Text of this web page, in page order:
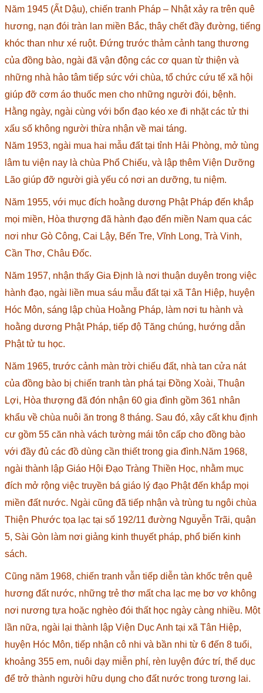
Năm 1945 (Ất Dậu), chiến tranh Pháp – Nhật xảy ra trên quê
hương, nạn đói tràn lan miền Bắc, thây chết đầy đường, tiếng
khóc than như xé ruột. Đứng trước thảm cảnh tang thương
của đồng bào, ngài đã vận động các cơ quan từ thiện và
những nhà hảo tâm tiếp sức với chùa, tổ chức cứu tế xã hội
giúp đỡ cơm áo thuốc men cho những người đói, bệnh.
Hằng ngày, ngài cùng với bổn đạo kéo xe đi nhặt các tử thi
xấu số không người thừa nhận về mai táng.
Năm 1953, ngài mua hai mẫu đất tại tỉnh Hải Phòng, mở tùng
lâm tu viện nay là chùa Phổ Chiếu, và lập thêm Viện Dưỡng
Lão giúp đỡ người già yếu có nơi an dưỡng, tu niệm.
Năm 1955, với mục đích hoằng dương Phật Pháp đến khắp
mọi miền, Hòa thượng đã hành đạo đến miền Nam qua các
nơi như Gò Công, Cai Lậy, Bến Tre, Vĩnh Long, Trà Vinh,
Cần Thơ, Châu Đốc.
Năm 1957, nhận thấy Gia Định là nơi thuận duyên trong việc
hành đạo, ngài liền mua sáu mẫu đất tại xã Tân Hiệp, huyện
Hóc Môn, sáng lập chùa Hoằng Pháp, làm nơi tu hành và
hoằng dương Phật Pháp, tiếp độ Tăng chúng, hướng dẫn
Phật tử tu học.
Năm 1965, trước cảnh màn trời chiếu đất, nhà tan cửa nát
của đồng bào bị chiến tranh tàn phá tại Đồng Xoài, Thuận
Lợi, Hòa thượng đã đón nhận 60 gia đình gồm 361 nhân
khẩu về chùa nuôi ăn trong 8 tháng. Sau đó, xây cất khu định
cư gồm 55 căn nhà vách tường mái tôn cấp cho đồng bào
với đầy đủ các đồ dùng cần thiết trong gia đình.Năm 1968,
ngài thành lập Giáo Hội Đạo Tràng Thiền Học, nhằm mục
đích mở rộng việc truyền bá giáo lý đạo Phật đến khắp mọi
miền đất nước. Ngài cũng đã tiếp nhận và trùng tu ngôi chùa
Thiện Phước tọa lạc tại số 192/11 đường Nguyễn Trãi, quận
5, Sài Gòn làm nơi giảng kinh thuyết pháp, phổ biến kinh
sách.
Cũng năm 1968, chiến tranh vẫn tiếp diễn tàn khốc trên quê
hương đất nước, những trẻ thơ mất cha lạc mẹ bơ vơ không
nơi nương tựa hoặc nghèo đói thất học ngày càng nhiều. Một
lần nữa, ngài lại thành lập Viện Dục Anh tại xã Tân Hiệp,
huyện Hóc Môn, tiếp nhận cô nhi và bần nhi từ 6 đến 8 tuổi,
khoảng 355 em, nuôi dạy miễn phí, rèn luyện đức trí, thể dục
để trở thành người hữu dụng cho đất nước trong tương lai.